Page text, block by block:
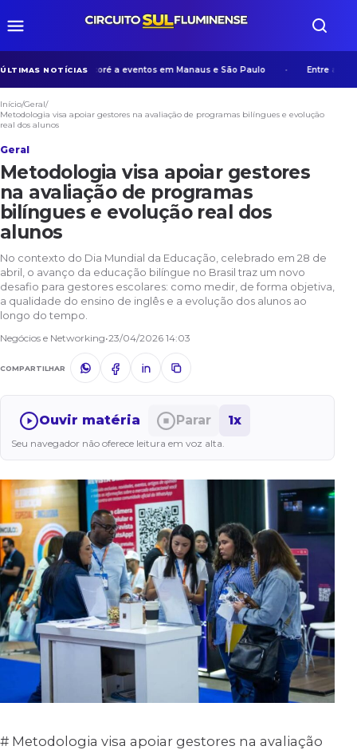
ÚLTIMAS NOTÍCIAS
de Manicoré a eventos em Manaus e São Paulo Entre
Início/Geral/
Metodologia visa apoiar gestores na avaliação de programas bilíngues e evolução
real dos alunos
Geral
Metodologia visa apoiar gestores
na avaliação de programas
bilíngues e evolução real dos
alunos
No contexto do Dia Mundial da Educação, celebrado em 28 de
abril, o avanço da educação bilíngue no Brasil traz um novo
desafio para gestores escolares: como medir, de forma objetiva,
a qualidade do ensino de inglês e a evolução dos alunos ao
longo do tempo.
Negócios e Networking•23/04/2026 14:03
COMPARTILHAR
Ouvir matéria Parar 1x
Seu navegador não oferece leitura em voz alta.
# Metodologia visa apoiar gestores na avaliação